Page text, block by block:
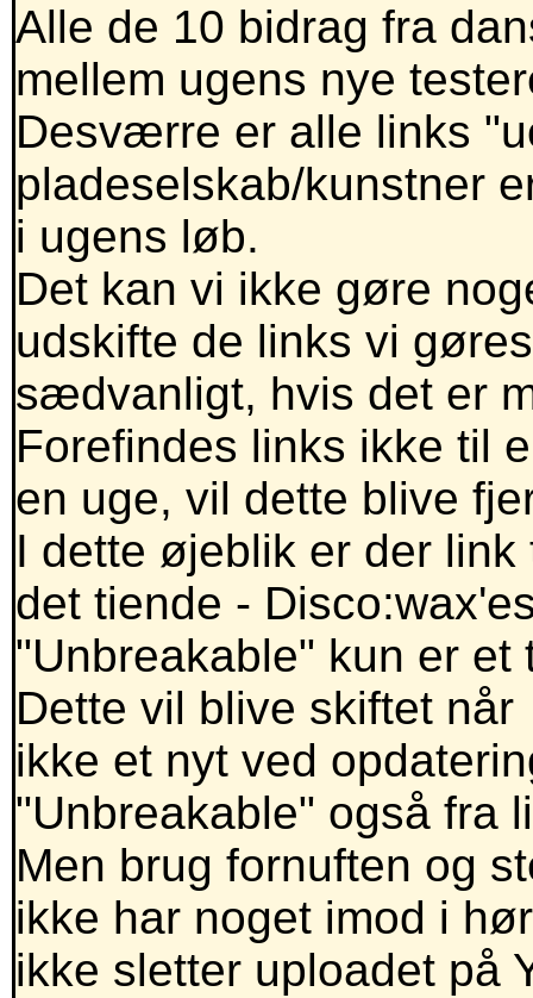
Alle de 10 bidrag fra
mellem ugens nye
Desværre er alle links
pladeselskab/kunstner
i ugens løb.
Det kan vi ikke gøre
udskifte de links vi
sædvanligt, hvis det er
Forefindes links ikke til
en uge, vil dette blive
I dette øjeblik er der
det tiende -
"Unbreakable" kun er et
Dette vil blive skiftet
ikke et nyt ved
"Unbreakable" også fra
Men brug fornuften og
ikke har noget imod i
ikke sletter uploadet på